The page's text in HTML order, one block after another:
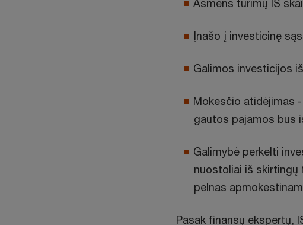
Asmens turimų IS
Įnašo į investicinę
Galimos investicijos
Mokesčio atidėjimas
gautos pajamos bus
Galimybė perkelti
nuostoliai iš skirtingų
pelnas
Pasak finansų ekspertų,